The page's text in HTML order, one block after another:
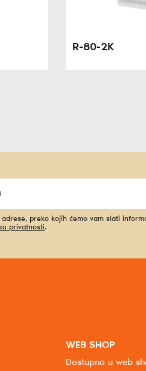
R-80-2K
preko kojih ćemo vam slati
privatnosti.
WEB SHOP
Dostupno u web